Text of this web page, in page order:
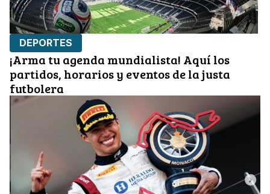
DEPORTES
¡Arma tu agenda mundialista! Aquí los
partidos, horarios y eventos de la justa
futbolera